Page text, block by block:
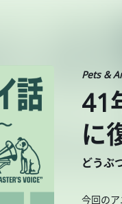
Pets &
41
に
どうぶ
今回の